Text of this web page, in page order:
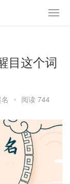
目这个词
• 阅读 744